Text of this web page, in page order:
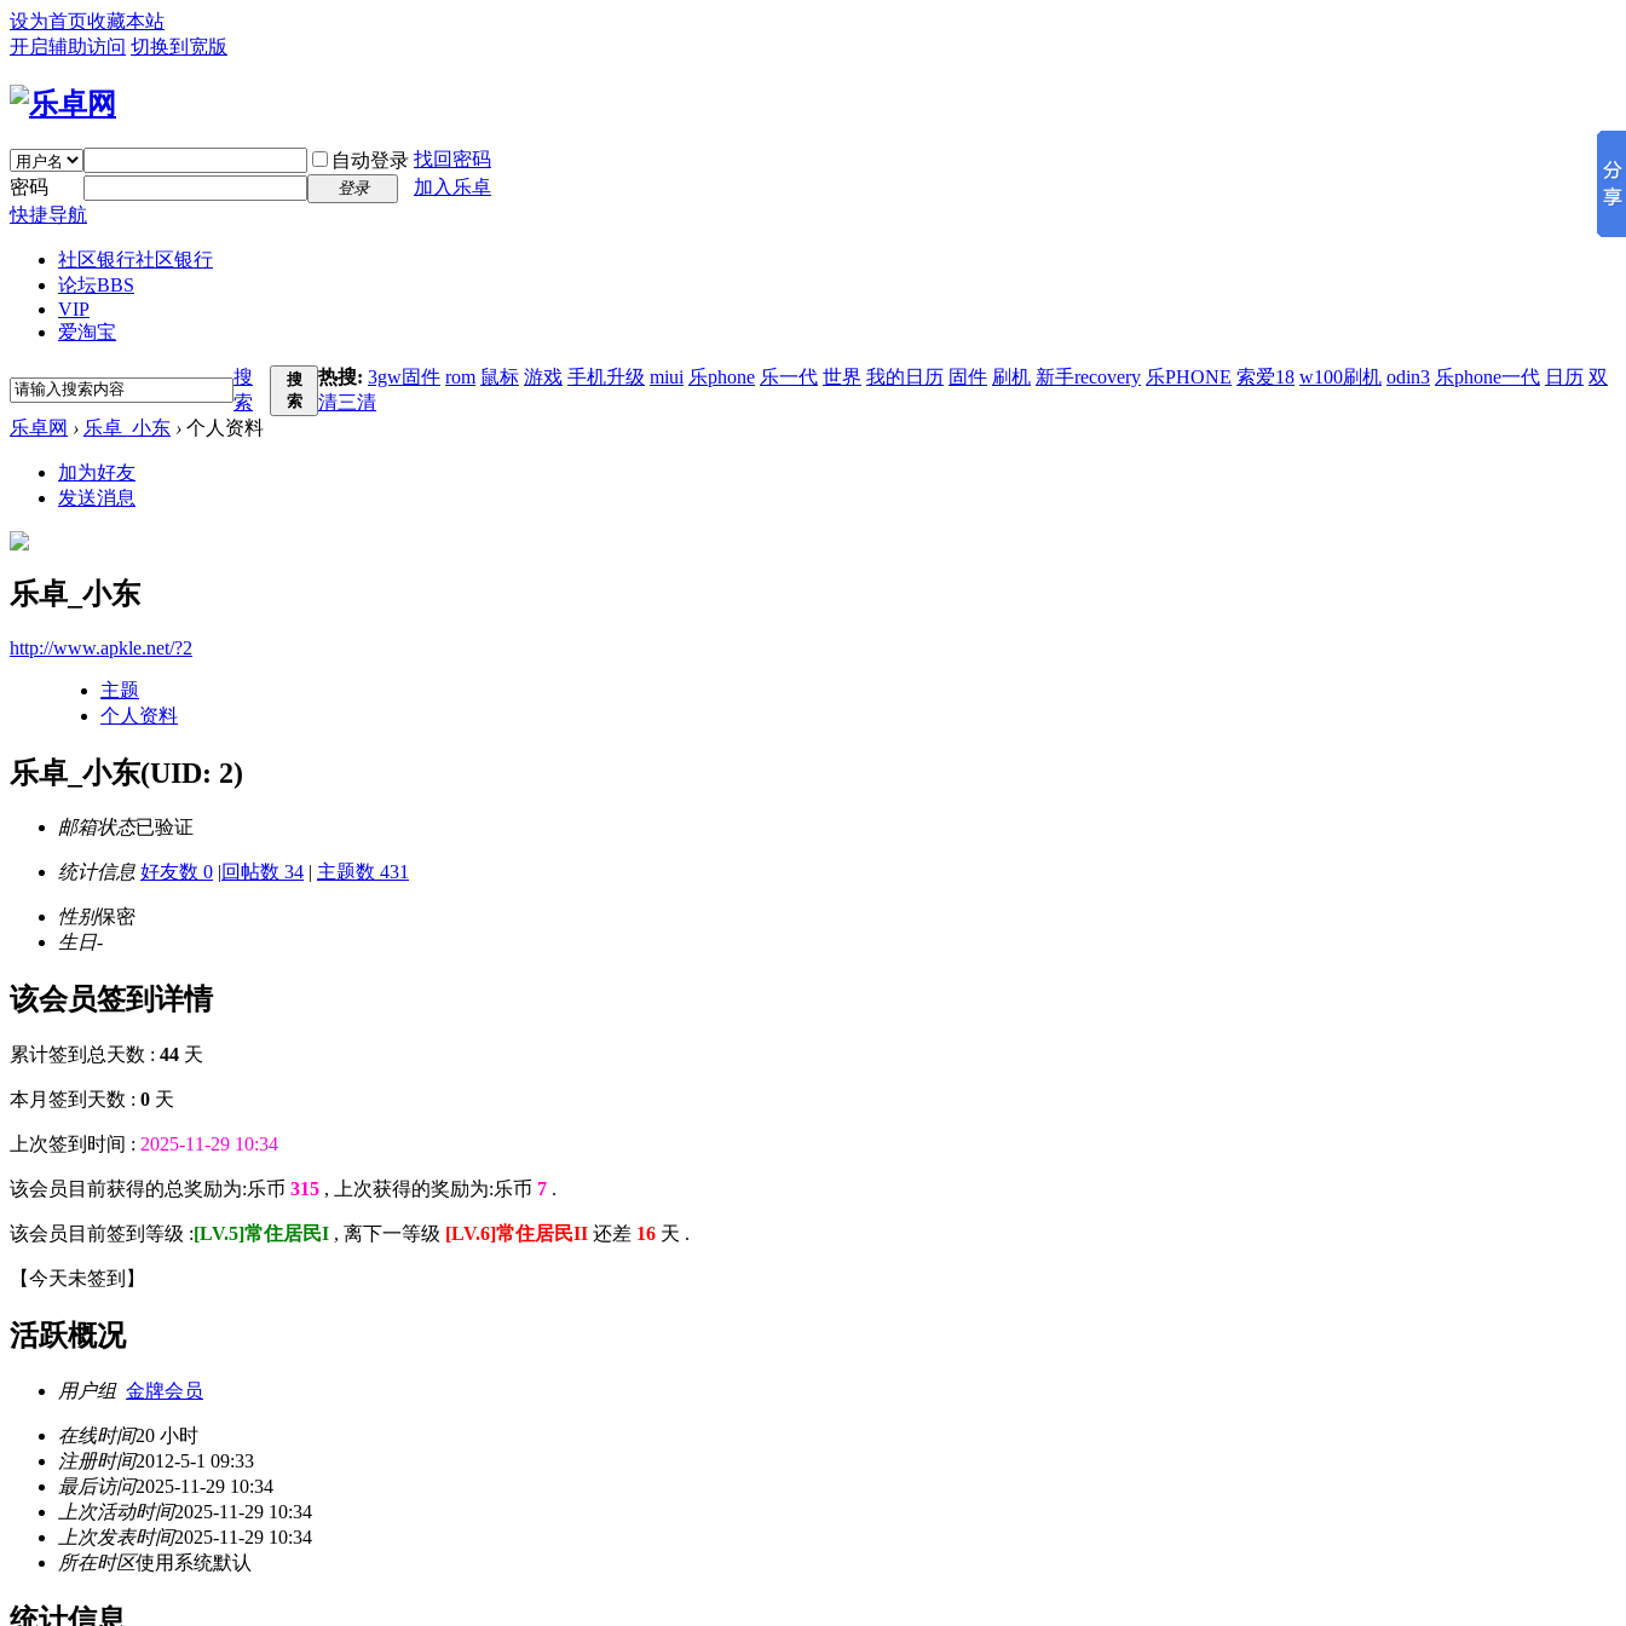
设为首页收藏本站
开启辅助访问 切换到宽版
自动登录 找回密码
密码
登录
加入乐卓
快捷导航
社区银行社区银行
论坛BBS
VIP
爱淘宝
搜
索
搜
索
热搜: 3gw固件 rom 鼠标 游戏 手机升级 miui 乐phone 乐一代 世界 我的日历 固件 刷机 新手recovery 乐PHONE 索爱18 w100刷机 odin3 乐phone一代 日历 双
清三清
乐卓网 › 乐卓_小东 › 个人资料
加为好友
发送消息
乐卓_小东
http://www.apkle.net/?2
主题
个人资料
乐卓_小东(UID: 2)
邮箱状态已验证
统计信息 好友数 0 |回帖数 34 | 主题数 431
性别保密
生日-
该会员签到详情
累计签到总天数 : 44 天
本月签到天数 : 0 天
上次签到时间 : 2025-11-29 10:34
该会员目前获得的总奖励为:乐币 315 , 上次获得的奖励为:乐币 7 .
该会员目前签到等级 :[LV.5]常住居民I , 离下一等级 [LV.6]常住居民II 还差 16 天 .
【今天未签到 】
活跃概况
用户组 金牌会员
在线时间20 小时
注册时间2012-5-1 09:33
最后访问2025-11-29 10:34
上次活动时间2025-11-29 10:34
上次发表时间2025-11-29 10:34
所在时区使用系统默认